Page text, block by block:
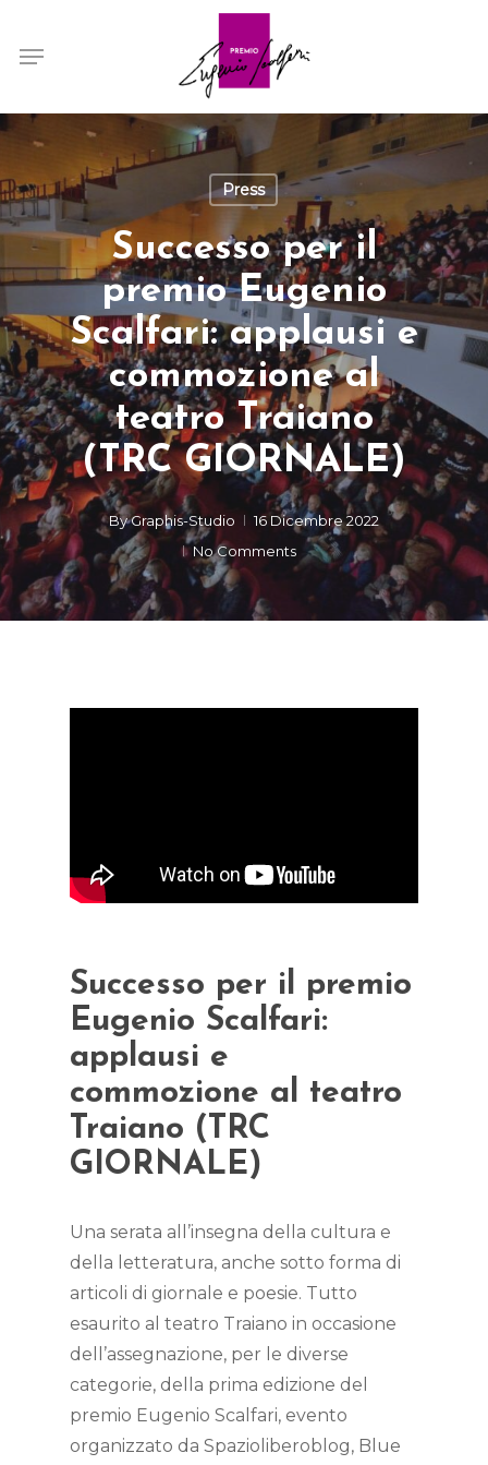
Menu
Press
Successo per il
premio Eugenio
Scalfari: applausi e
commozione al
teatro Traiano
(TRC GIORNALE)
ByGraphis-Studio
16 Dicembre 2022
No Comments
Successo per il premio
Eugenio Scalfari:
applausi e
commozione al teatro
Traiano (TRC
GIORNALE)
Una serata all’insegna della cultura e
della letteratura, anche sotto forma di
articoli di giornale e poesie. Tutto
esaurito al teatro Traiano in occasione
dell’assegnazione, per le diverse
categorie, della prima edizione del
premio Eugenio Scalfari, evento
organizzato da Spazioliberoblog, Blue